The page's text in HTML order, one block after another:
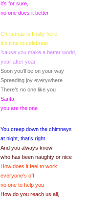
it’s for sure,
no one does it better
Christmas is finally here
It’s time to celebrate
’cause you make a better world,
year after year
Soon you’ll be on your way
Spreading joy everywhere
There’s no one like you
Santa,
you are the one
You creep down the chimneys
at night, that’s right
And you always know
who has been naughty or nice
How does it feel to work,
everyone’s off,
no one to help you
How do you reach us all,